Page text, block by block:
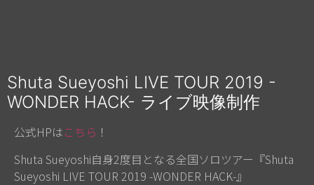
Shuta Sueyoshi LIVE TOUR 2019 -
WONDER HACK- ライブ映像制作
公式HPはこちら ！
Shuta Sueyoshi自身2度目となる全国ソロツアー『Shuta
Sueyoshi LIVE TOUR 2019 -WONDER HACK-』